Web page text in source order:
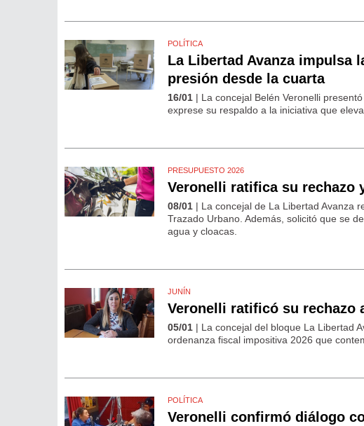
POLÍTICA
La Libertad Avanza impulsa
presión desde la cuarta
16/01 | La concejal Belén Veronelli
exprese su respaldo a la iniciativa que
PRESUPUESTO 2026
Veronelli ratifica su rechazo
08/01 | La concejal de La Libertad Avanza
Trazado Urbano. Además, solicitó que se
agua y cloacas.
JUNÍN
Veronelli ratificó su rechazo
05/01 | La concejal del bloque La Libertad
ordenanza fiscal impositiva 2026 que
POLÍTICA
Veronelli confirmó diálogo